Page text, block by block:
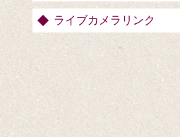
ライブカメラリンク